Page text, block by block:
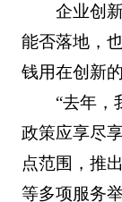
企业创
能否落地，
钱用在创新的
“去年，
政策应享尽
点范围，推
等多项服务